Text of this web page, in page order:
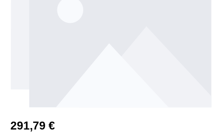
Regulärer Preis:
291,79 €